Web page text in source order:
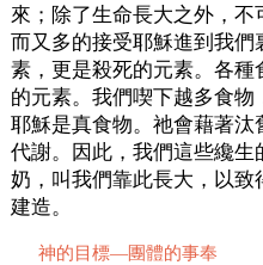
來；除了生命長大之外，
而又多的接受耶穌進到我
素，更是殺死的元素。各
的元素。我們喫下越多食物
耶穌是真食物。祂會藉著
代謝。因此，我們這些纔
奶，叫我們靠此長大，以
建造。
神的目標—團體的事奉